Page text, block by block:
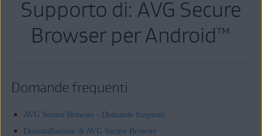
Supporto di: AVG Secure
Browser per Android™
Domande frequenti
AVG Secure Browser - Domande frequenti
Disinstallazione di AVG Secure Browser